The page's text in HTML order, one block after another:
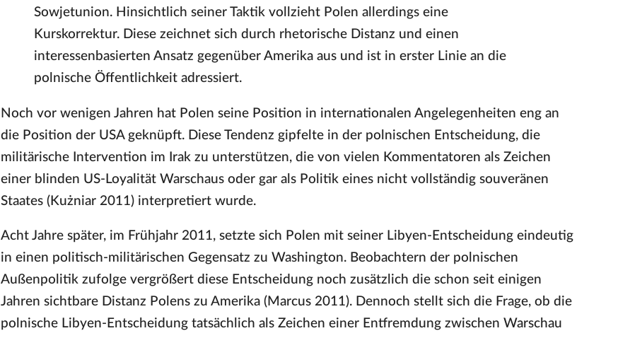
Sowjetunion. Hinsichtlich seiner Taktik vollzieht Polen allerdings eine
Kurskorrektur. Diese zeichnet sich durch rhetorische Distanz und einen
interessenbasierten Ansatz gegenüber Amerika aus und ist in erster Linie an die
polnische Öffentlichkeit adressiert.
Noch vor wenigen Jahren hat Polen seine Position in internationalen Angelegenheiten eng an
die Position der USA geknüpft. Diese Tendenz gipfelte in der polnischen Entscheidung, die
militärische Intervention im Irak zu unterstützen, die von vielen Kommentatoren als Zeichen
einer blinden US-Loyalität Warschaus oder gar als Politik eines nicht vollständig souveränen
Staates (Kużniar 2011) interpretiert wurde.
Acht Jahre später, im Frühjahr 2011, setzte sich Polen mit seiner Libyen-Entscheidung eindeutig
in einen politisch-militärischen Gegensatz zu Washington. Beobachtern der polnischen
Außenpolitik zufolge vergrößert diese Entscheidung noch zusätzlich die schon seit einigen
Jahren sichtbare Distanz Polens zu Amerika (Marcus 2011). Dennoch stellt sich die Frage, ob die
polnische Libyen-Entscheidung tatsächlich als Zeichen einer Entfremdung zwischen Warschau